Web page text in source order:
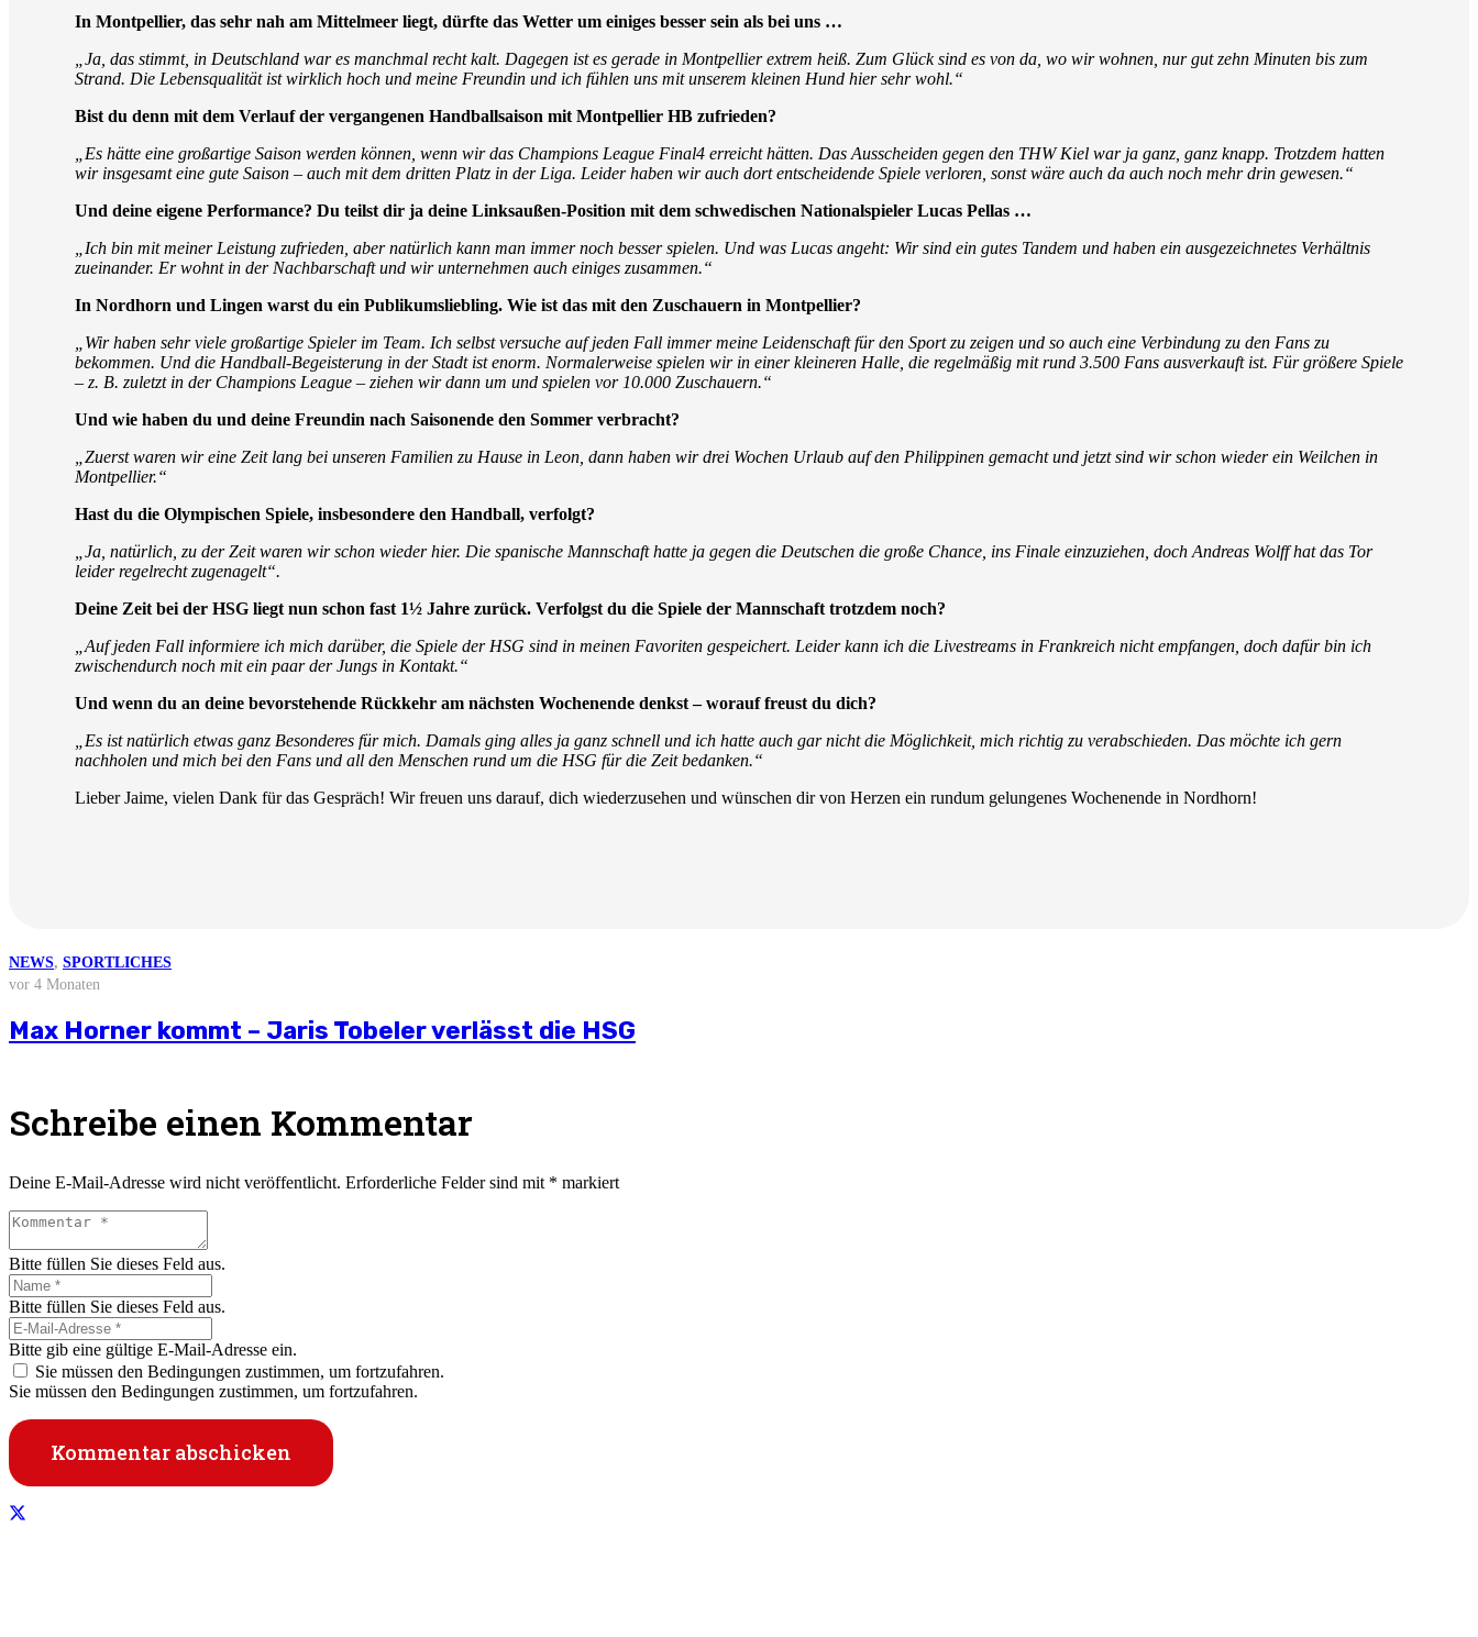
In Montpellier, das sehr nah am Mittelmeer liegt, dürfte das Wetter um einiges besser sein als bei uns …
„Ja, das stimmt, in Deutschland war es manchmal recht kalt. Dagegen ist es gerade in Montpellier extrem heiß. Zum Glück sind es von da, wo wir wohnen, nur gut zehn Minuten bis zum
Strand. Die Lebensqualität ist wirklich hoch und meine Freundin und ich fühlen uns mit unserem kleinen Hund hier sehr wohl.“
Bist du denn mit dem Verlauf der vergangenen Handballsaison mit Montpellier HB zufrieden?
„Es hätte eine großartige Saison werden können, wenn wir das Champions League Final4 erreicht hätten. Das Ausscheiden gegen den THW Kiel war ja ganz, ganz knapp. Trotzdem hatten
wir insgesamt eine gute Saison – auch mit dem dritten Platz in der Liga. Leider haben wir auch dort entscheidende Spiele verloren, sonst wäre auch da auch noch mehr drin gewesen.“
Und deine eigene Performance? Du teilst dir ja deine Linksaußen-Position mit dem schwedischen Nationalspieler Lucas Pellas …
„Ich bin mit meiner Leistung zufrieden, aber natürlich kann man immer noch besser spielen. Und was Lucas angeht: Wir sind ein gutes Tandem und haben ein ausgezeichnetes Verhältnis
zueinander. Er wohnt in der Nachbarschaft und wir unternehmen auch einiges zusammen.“
In Nordhorn und Lingen warst du ein Publikumsliebling. Wie ist das mit den Zuschauern in Montpellier?
„Wir haben sehr viele großartige Spieler im Team. Ich selbst versuche auf jeden Fall immer meine Leidenschaft für den Sport zu zeigen und so auch eine Verbindung zu den Fans zu
bekommen. Und die Handball-Begeisterung in der Stadt ist enorm. Normalerweise spielen wir in einer kleineren Halle, die regelmäßig mit rund 3.500 Fans ausverkauft ist. Für größere Spiele
– z. B. zuletzt in der Champions League – ziehen wir dann um und spielen vor 10.000 Zuschauern.“
Und wie haben du und deine Freundin nach Saisonende den Sommer verbracht?
„Zuerst waren wir eine Zeit lang bei unseren Familien zu Hause in Leon, dann haben wir drei Wochen Urlaub auf den Philippinen gemacht und jetzt sind wir schon wieder ein Weilchen in
Montpellier.“
Hast du die Olympischen Spiele, insbesondere den Handball, verfolgt?
„Ja, natürlich, zu der Zeit waren wir schon wieder hier. Die spanische Mannschaft hatte ja gegen die Deutschen die große Chance, ins Finale einzuziehen, doch Andreas Wolff hat das Tor
leider regelrecht zugenagelt“.
Deine Zeit bei der HSG liegt nun schon fast 1½ Jahre zurück. Verfolgst du die Spiele der Mannschaft trotzdem noch?
„Auf jeden Fall informiere ich mich darüber, die Spiele der HSG sind in meinen Favoriten gespeichert. Leider kann ich die Livestreams in Frankreich nicht empfangen, doch dafür bin ich
zwischendurch noch mit ein paar der Jungs in Kontakt.“
Und wenn du an deine bevorstehende Rückkehr am nächsten Wochenende denkst – worauf freust du dich?
„Es ist natürlich etwas ganz Besonderes für mich. Damals ging alles ja ganz schnell und ich hatte auch gar nicht die Möglichkeit, mich richtig zu verabschieden. Das möchte ich gern
nachholen und mich bei den Fans und all den Menschen rund um die HSG für die Zeit bedanken.“
Lieber Jaime, vielen Dank für das Gespräch! Wir freuen uns darauf, dich wiederzusehen und wünschen dir von Herzen ein rundum gelungenes Wochenende in Nordhorn!
Weitere News
NEWS
vor 3 Wochen
Stellungnahme zur aktuellen wirtschaftlichen Situation
NEWS
vor 1 Monat
Saisonvorbereitung 2026/27
NEWS
vor 2 Monaten
Björn Zintel geht – Emiel Hoogland kommt
NEWS
vor 3 Monaten
Mathis Berger übernimmt Social Media und Öffentlichkeitsarbeit
NEWS, SPORTLICHES
vor 4 Monaten
Max Horner kommt – Jaris Tobeler verlässt die HSG
Schreibe einen Kommentar
Deine E-Mail-Adresse wird nicht veröffentlicht. Erforderliche Felder sind mit * markiert
Bitte füllen Sie dieses Feld aus.
Bitte füllen Sie dieses Feld aus.
Bitte gib eine gültige E-Mail-Adresse ein.
Sie müssen den Bedingungen zustimmen, um fortzufahren.
Sie müssen den Bedingungen zustimmen, um fortzufahren.
Kommentar abschicken